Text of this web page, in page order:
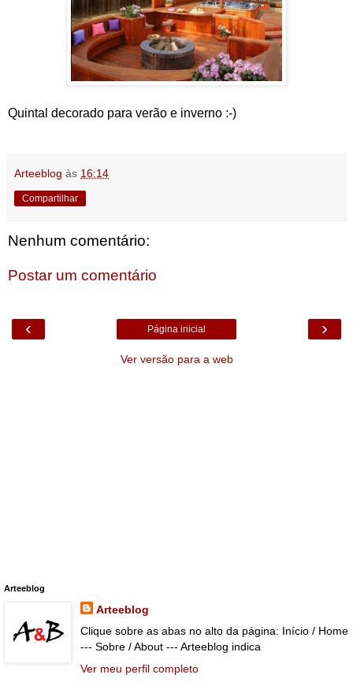
Quintal decorado para verão e inverno :-)
Arteeblog às 16:14
Compartilhar
Nenhum comentário:
Postar um comentário
‹ ›
Página inicial
Ver versão para a web
Arteeblog
Arteeblog
Clique sobre as abas no alto da página: Início / Home
--- Sobre / About --- Arteeblog indica
Ver meu perfil completo